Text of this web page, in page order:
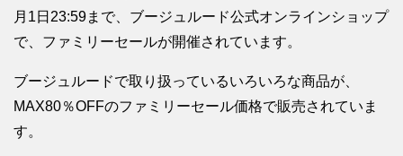
月1日23:59まで、ブージュルード公式オンラインショップ
で、ファミリーセールが開催されています。
ブージュルードで取り扱っているいろいろな商品が、
MAX80％OFFのファミリーセール価格で販売されていま
す。